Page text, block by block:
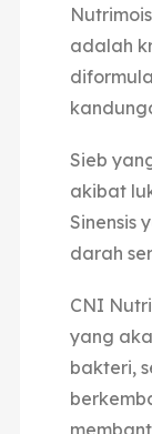
adalah
Sieb
akibat
Sinensis
darah
CNI
yang
bakteri,